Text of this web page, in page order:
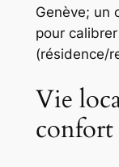
Genève; un
pour
(résidence/
Vie
confort